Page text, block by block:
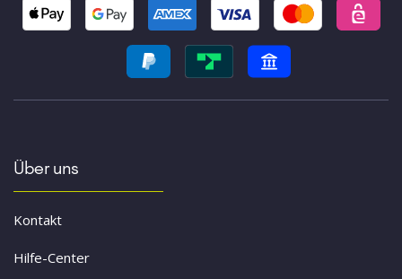
Über uns
Kontakt
Hilfe-Center